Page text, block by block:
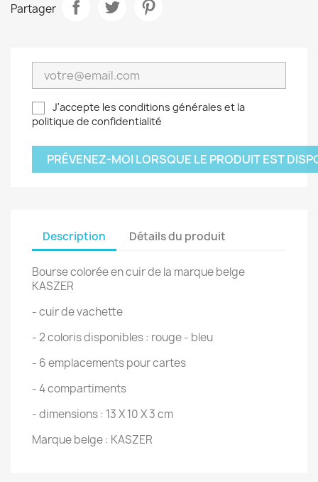
Partager
J'accepte les conditions générales et la
politique de confidentialité
PRÉVENEZ-MOI LORSQUE LE PRODUIT EST
Description Détails du produit
Bourse colorée en cuir de la marque belge
KASZER
- cuir de vachette
- 2 coloris disponibles : rouge - bleu
- 6 emplacements pour cartes
- 4 compartiments
- dimensions : 13 X 10 X 3 cm
Marque belge : KASZER